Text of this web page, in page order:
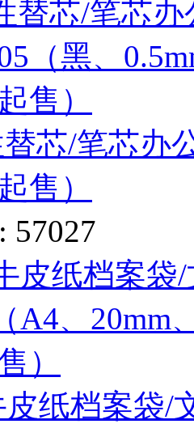
芯/笔芯办
售）
57027
纸档案袋/